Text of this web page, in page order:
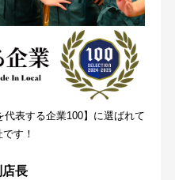
表する企業100】に選ばれて
す！
店長